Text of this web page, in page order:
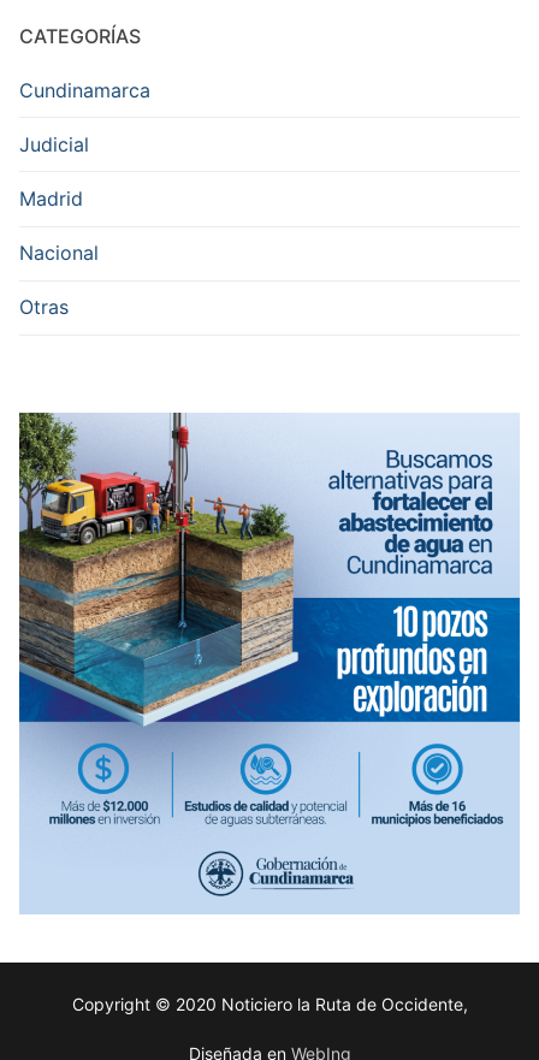
CATEGORÍAS
Cundinamarca
Judicial
Madrid
Nacional
Otras
Copyright © 2020 Noticiero la Ruta de Occidente,
Diseñada en WebIng